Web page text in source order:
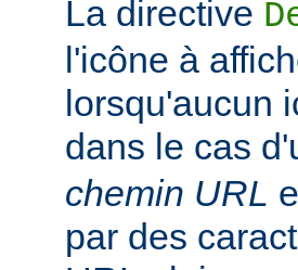
La directive
l'icône à
lorsqu'aucun
dans le cas
chemin URL
par des